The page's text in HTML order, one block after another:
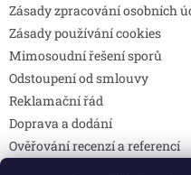
Zásady zpracování osobních
Zásady používání cookies
Mimosoudní řešení sporů
Odstoupení od smlouvy
Reklamační řád
Doprava a dodání
Ověřování recenzí a referencí